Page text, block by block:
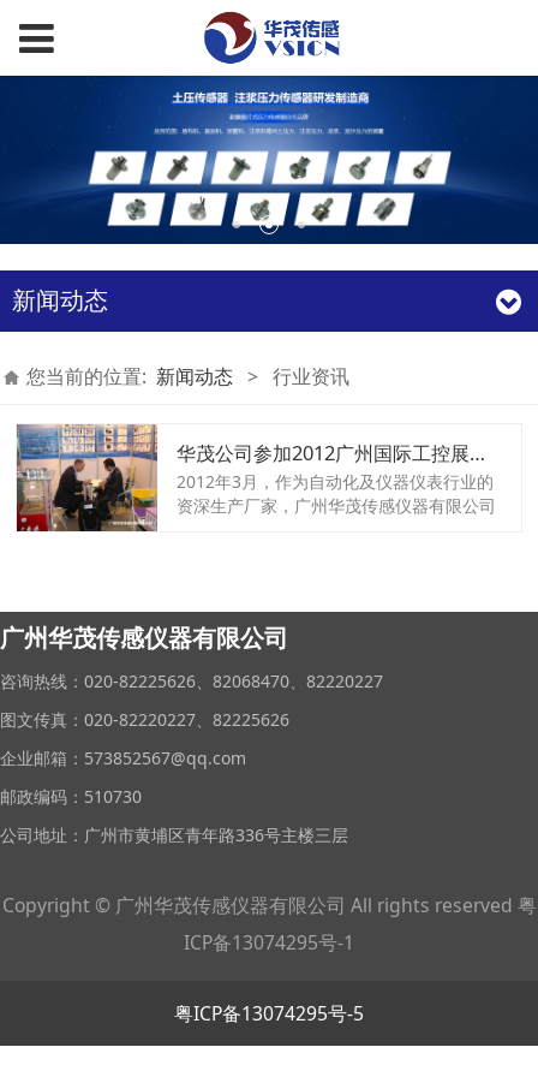
新闻动态
您当前的位置: 新闻动态 > 行业资讯
华茂公司参加2012广州国际工控展览会引关注
2012年3月，作为自动化及仪器仪表行业的
资深生产厂家，广州华茂传感仪器有限公司
广州华茂传感仪器有限公司
咨询热线：020-82225626、82068470、82220227
图文传真：020-82220227、82225626
企业邮箱：573852567@qq.com
邮政编码：510730
公司地址：广州市黄埔区青年路336号主楼三层
Copyright © 广州华茂传感仪器有限公司 All rights reserved 粤
ICP备13074295号-1
粤ICP备13074295号-5